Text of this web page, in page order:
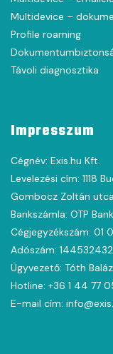
Multidevice –
Profile roaming
Távoli diagnosztika
Impresszum
Cégnév: Exis.hu Kft.
Levelezési cím: 1118
Gombocz Zoltán
Bankszámla: OTP
Cégjegyzékszám: 01
Adószám:
Ügyvezető: Tóth
Hotline: +36 1 44 77
E-mail cím: